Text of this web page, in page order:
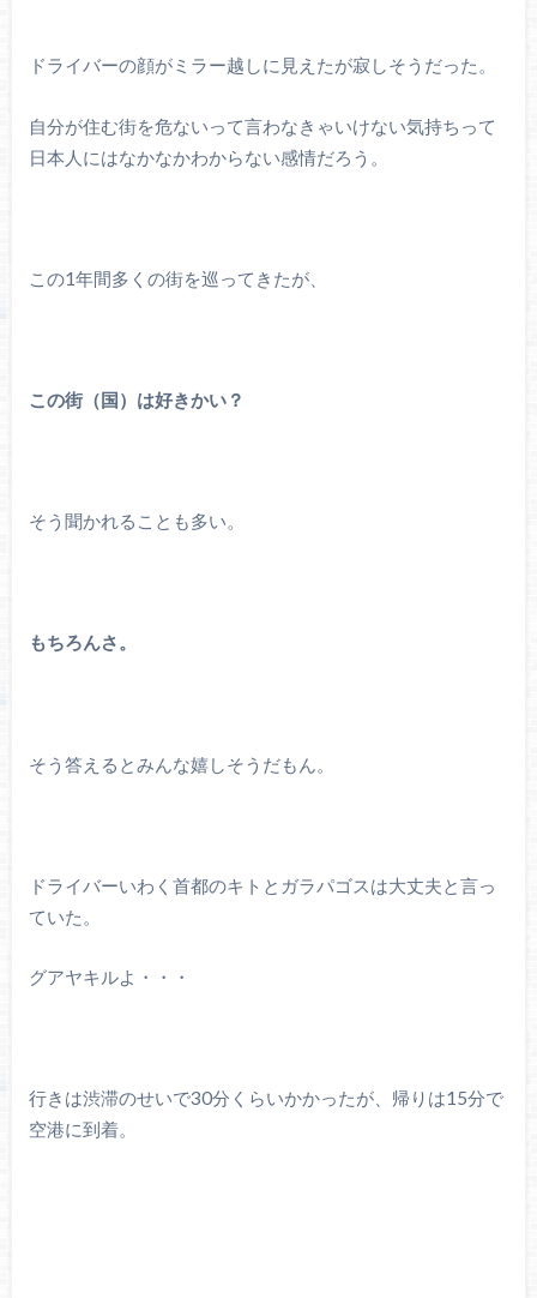
ドライバーの顔がミラー越しに見えたが寂しそうだった。
自分が住む街を危ないって言わなきゃいけない気持ちって
日本人にはなかなかわからない感情だろう。
この1年間多くの街を巡ってきたが、
この街（国）は好きかい？
そう聞かれることも多い。
もちろんさ。
そう答えるとみんな嬉しそうだもん。
ドライバーいわく首都のキトとガラパゴスは大丈夫と言っ
ていた。
グアヤキルよ・・・
行きは渋滞のせいで30分くらいかかったが、帰りは15分で
空港に到着。